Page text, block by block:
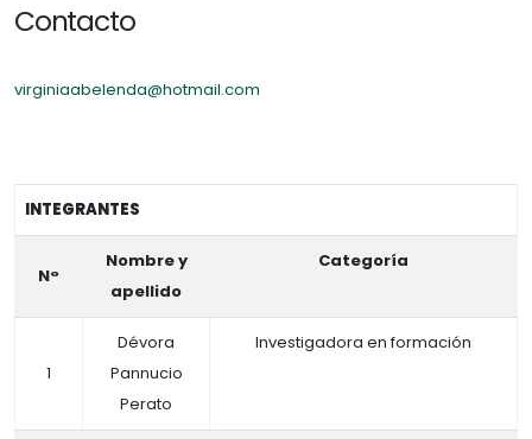
Contacto
virginiaabelenda@hotmail.com
INTEGRANTES
N°
Nombre y
apellido
Categoría
1
Dévora
Pannucio
Perato
Investigadora en formación